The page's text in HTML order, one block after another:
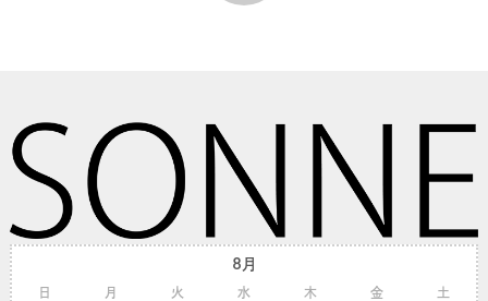
8月
日 月 火 水 木 金 土